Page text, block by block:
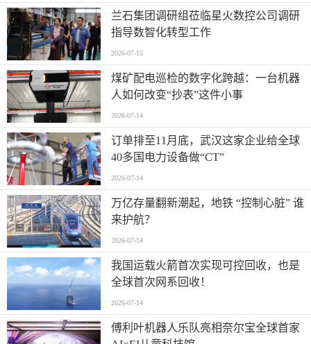
兰石集团调研组莅临星火数控公司调研
指导数智化转型工作
2026-07-15
煤矿配电巡检的数字化跨越：一台机器
人如何改变“抄表”这件小事
2026-07-14
订单排至11月底，武汉这家企业给全球
40多国电力设备做“CT”
2026-07-14
万亿存量翻新潮起，地铁 “控制心脏” 谁
来护航？
2026-07-14
我国运载火箭首次实现可控回收，也是
全球首次网系回收！
2026-07-14
傅利叶机器人乐队亮相奈尔宝全球首家